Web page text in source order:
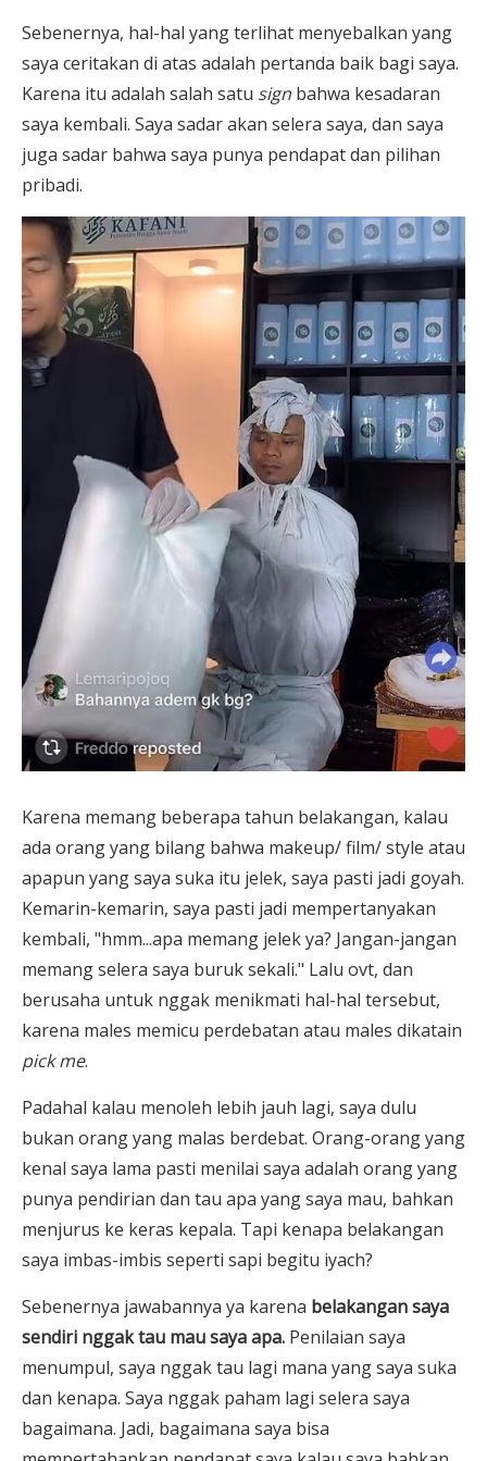
Sebenernya, hal-hal yang terlihat menyebalkan yang
saya ceritakan di atas adalah pertanda baik bagi saya.
Karena itu adalah salah satu sign bahwa kesadaran
saya kembali. Saya sadar akan selera saya, dan saya
juga sadar bahwa saya punya pendapat dan pilihan
pribadi.
Karena memang beberapa tahun belakangan, kalau
ada orang yang bilang bahwa makeup/ film/ style atau
apapun yang saya suka itu jelek, saya pasti jadi goyah.
Kemarin-kemarin, saya pasti jadi mempertanyakan
kembali, "hmm...apa memang jelek ya? Jangan-jangan
memang selera saya buruk sekali." Lalu ovt, dan
berusaha untuk nggak menikmati hal-hal tersebut,
karena males memicu perdebatan atau males dikatain
pick me.
Padahal kalau menoleh lebih jauh lagi, saya dulu
bukan orang yang malas berdebat. Orang-orang yang
kenal saya lama pasti menilai saya adalah orang yang
punya pendirian dan tau apa yang saya mau, bahkan
menjurus ke keras kepala. Tapi kenapa belakangan
saya imbas-imbis seperti sapi begitu iyach?
Sebenernya jawabannya ya karena belakangan saya
sendiri nggak tau mau saya apa. Penilaian saya
menumpul, saya nggak tau lagi mana yang saya suka
dan kenapa. Saya nggak paham lagi selera saya
bagaimana. Jadi, bagaimana saya bisa